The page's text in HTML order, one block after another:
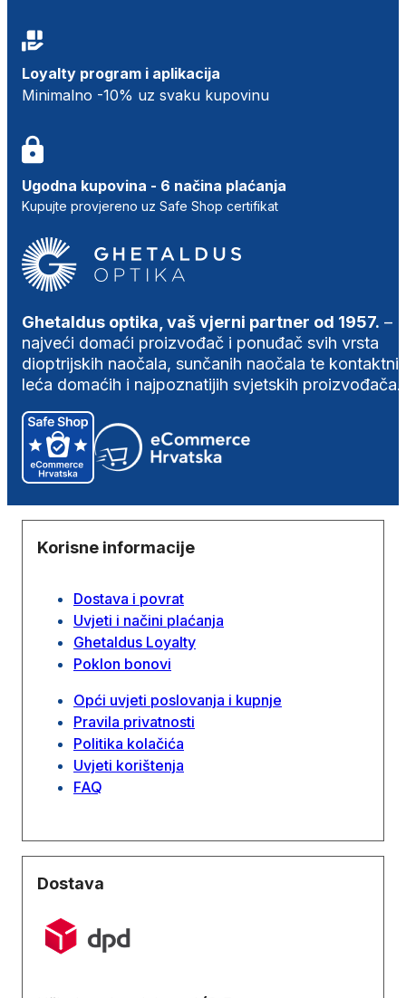
Loyalty program i aplikacija
Minimalno -10% uz svaku kupovinu
Ugodna kupovina - 6 načina plaćanja
Kupujte provjereno uz Safe Shop certifikat
Ghetaldus optika, vaš vjerni partner od 1957. –
najveći domaći proizvođač i ponuđač svih vrsta
dioptrijskih naočala, sunčanih naočala te
leća domaćih i najpoznatijih svjetskih proizvođača.
Korisne informacije
Dostava i povrat
Uvjeti i načini plaćanja
Ghetaldus Loyalty
Poklon bonovi
Opći uvjeti poslovanja i kupnje
Pravila privatnosti
Politika kolačića
Uvjeti korištenja
FAQ
Dostava